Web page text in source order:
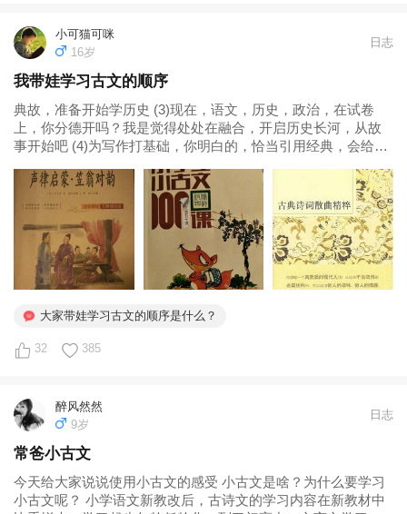
小可猫可咪
16岁
日志
我带娃学习古文的顺序
典故，准备开始学历史 (3)现在，语文，历史，政治，在试卷
上，你分德开吗？我是觉得处处在融合，开启历史长河，从故
事开始吧 (4)为写作打基础，你明白的，恰当引用经典，会给你
李渔 5.《小古文100》 (1)比较通俗易懂，应该属于...
大家带娃学习古文的顺序是什么？
32 385
醉风然然
9岁
日志
常爸小古文
今天给大家说说使用小古文的感受 小古文是啥？为什么要学习
小古文呢？ 小学语文新教改后，古诗文的学习内容在新教材中